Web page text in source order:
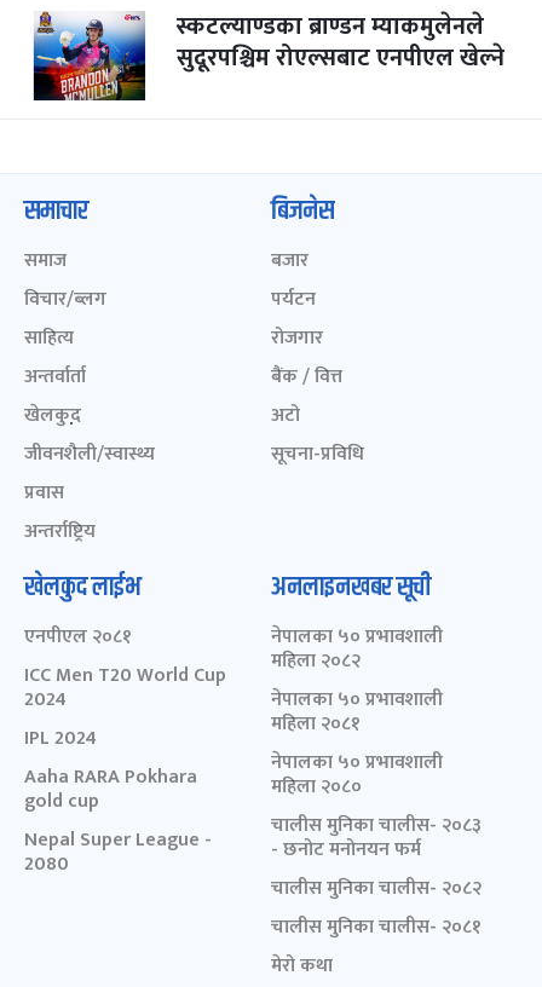
स्कटल्याण्डका ब्राण्डन म्याकमुलेनले
सुदूरपश्चिम रोएल्सबाट एनपीएल खेल्ने
समाचार
समाज
विचार/ब्लग
साहित्य
अन्तर्वार्ता
खेलकुद़़
जीवनशैली/स्वास्थ्य
प्रवास
अन्तर्राष्ट्रिय
बिजनेस
बजार
पर्यटन
रोजगार
बैंक / वित्त
अटो
सूचना-प्रविधि
खेलकुद लाईभ
एनपीएल २०८१
ICC Men T20 World Cup
2024
IPL 2024
Aaha RARA Pokhara
gold cup
Nepal Super League -
2080
अनलाइनखबर सूची
नेपालका ५० प्रभावशाली
महिला २०८२
नेपालका ५० प्रभावशाली
महिला २०८१
नेपालका ५० प्रभावशाली
महिला २०८०
चालीस मुनिका चालीस- २०८३
- छनोट मनोनयन फर्म
चालीस मुनिका चालीस- २०८२
चालीस मुनिका चालीस- २०८१
मेरो कथा